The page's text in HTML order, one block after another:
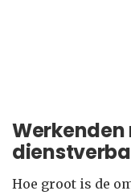
Hoe groot is de